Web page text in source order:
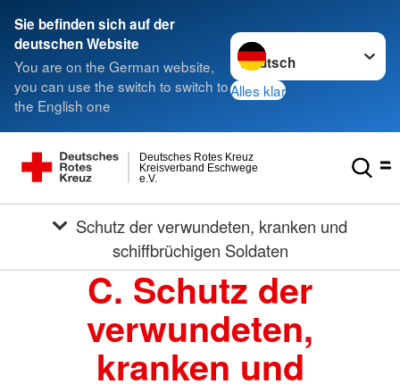
Sie befinden sich auf der
deutschen Website
You are on the German website,
you can use the switch to switch to
the English one
Sprache wechseln zu
Alles klar
e.V.
Kreisverband Eschwege
Deutsches Rotes Kreuz
schiffbrüchigen Soldaten
C. Schutz der
verwundeten,
kranken und